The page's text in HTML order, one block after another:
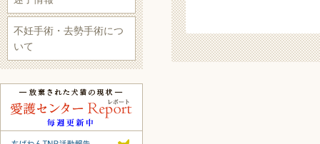
不妊手術・去勢手術につ
いて